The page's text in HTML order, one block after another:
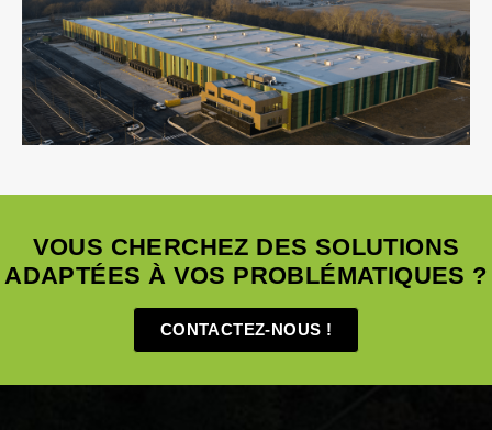
Aménagement Urbain Paysage
VOUS CHERCHEZ DES SOLUTIONS
ADAPTÉES À VOS PROBLÉMATIQUES ?
CONTACTEZ-NOUS !